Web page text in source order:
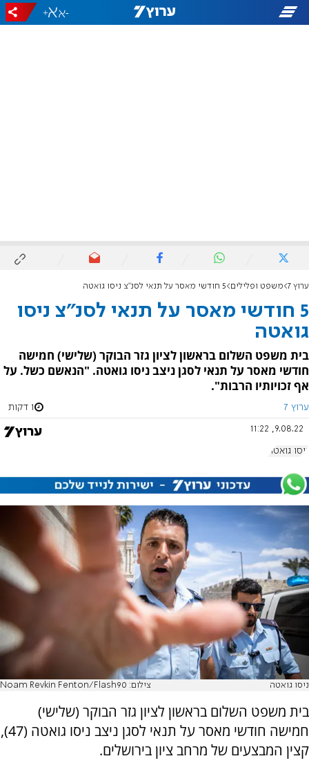
-
+
ערוץ 7 משפט ופלילים 5 חודשי מאסר על תנאי לסנ"צ ניסו גואטה
5 חודשי מאסר על תנאי לסנ"צ ניסו
גואטה
בית משפט השלום בראשון לציון גזר הבוקר (שלישי) חמישה
חודשי מאסר על תנאי לסגן ניצב ניסו גואטה. "הנאשם כשל. על
אף זכויותיו הרבות".
ערוץ 7 1 דקות
9.08.22, 11:22
ניסו גואטה
ניסו גואטה צילום: Noam Revkin Fenton/Flash90
בית משפט השלום בראשון לציון גזר הבוקר (שלישי)
חמישה חודשי מאסר על תנאי לסגן ניצב ניסו גואטה (47),
קצין המבצעים של מרחב ציון בירושלים.